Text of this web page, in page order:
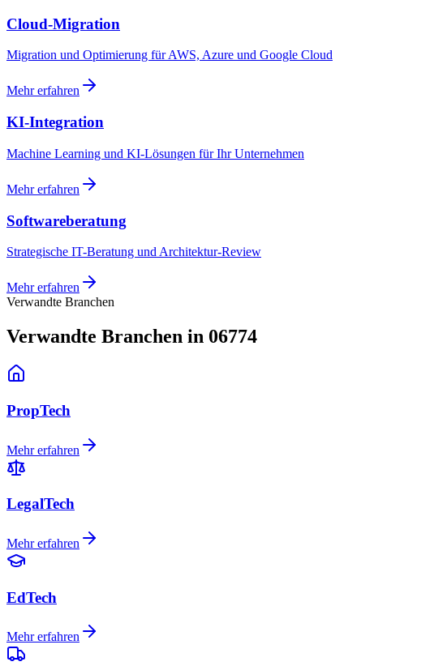
Cloud-Migration
Migration und Optimierung für AWS, Azure und Google Cloud
Mehr erfahren
KI-Integration
Machine Learning und KI-Lösungen für Ihr Unternehmen
Mehr erfahren
Softwareberatung
Strategische IT-Beratung und Architektur-Review
Mehr erfahren
Verwandte Branchen
Verwandte Branchen in 06774
PropTech
Mehr erfahren
LegalTech
Mehr erfahren
EdTech
Mehr erfahren